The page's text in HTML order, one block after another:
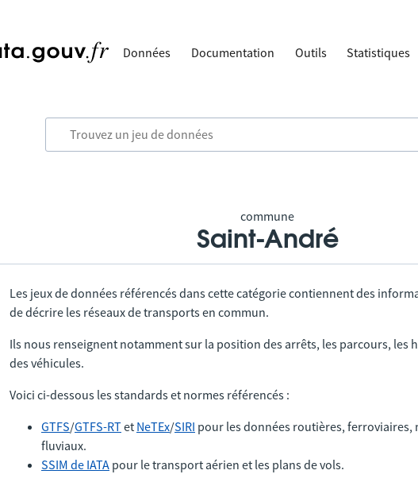
Données Documentation Outils Statistiques
commune
Saint-André
Les jeux de données référencés dans cette catégorie contiennent des
de décrire les réseaux de transports en commun.
Ils nous renseignent notamment sur la position des arrêts, les parcours, les
des véhicules.
Voici ci-dessous les standards et normes référencés :
GTFS/GTFS-RTet NeTEx/SIRI pour les données routières, ferroviaires,
fluviaux.
SSIM de IATA pour le transport aérien et les plans de vols.